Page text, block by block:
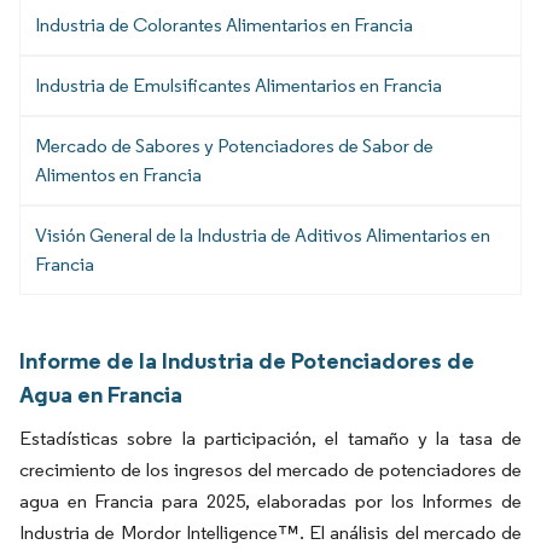
Industria de Colorantes Alimentarios en Francia
Industria de Emulsificantes Alimentarios en Francia
Mercado de Sabores y Potenciadores de Sabor de
Alimentos en Francia
Visión General de la Industria de Aditivos Alimentarios en
Francia
Informe de la Industria de Potenciadores de
Agua en Francia
Estadísticas sobre la participación, el tamaño y la tasa de
crecimiento de los ingresos del mercado de potenciadores de
agua en Francia para 2025, elaboradas por los Informes de
Industria de Mordor Intelligence™. El análisis del mercado de